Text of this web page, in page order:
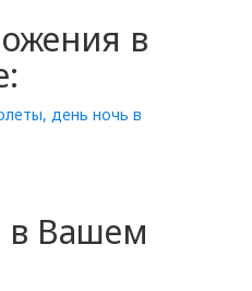
в
день ночь в
в Вашем